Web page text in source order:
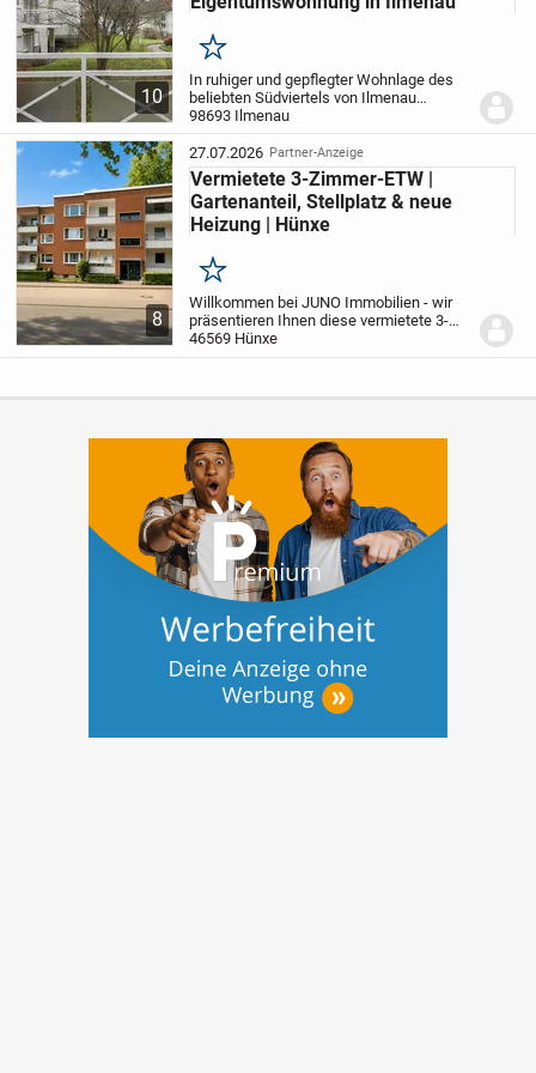
10
Merken
In ruhiger und gepflegter Wohnlage des
beliebten Südviertels von Ilmenau
befindet sich diese attraktive 4-Zimmer-
Eigentumswohnung im Erdgeschoss
eines Mehrfamilienhauses. Die Wohnung
überzeugt durch...
98693 Ilmenau
8
27.07.2026 Partner-Anzeige
Vermietete 3-Zimmer-ETW |
Gartenanteil, Stellplatz & neue
Heizung | Hünxe
Merken
Willkommen bei JUNO Immobilien - wir
präsentieren Ihnen diese vermietete 3-
Zimmer-Eigentumswohnung in einem
gepflegten Sechsfamilienhaus aus dem
46569 Hünxe